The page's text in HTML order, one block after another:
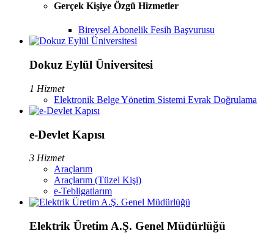
Gerçek Kişiye Özgü Hizmetler
Bireysel Abonelik Fesih Başvurusu
Dokuz Eylül Üniversitesi
1 Hizmet
Elektronik Belge Yönetim Sistemi Evrak Doğrulama
e-Devlet Kapısı
3 Hizmet
Araçlarım
Araçlarım (Tüzel Kişi)
e-Tebligatlarım
Elektrik Üretim A.Ş. Genel Müdürlüğü